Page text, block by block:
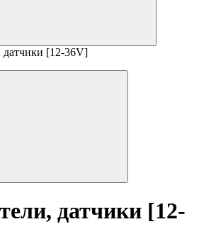
датчики [12-36V]
датчики [12-